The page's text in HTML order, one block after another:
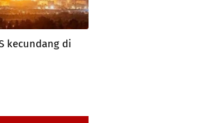
kecundang di